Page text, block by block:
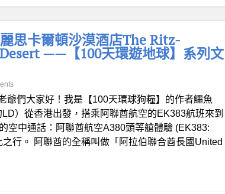
思卡爾頓沙漠酒店The Ritz-
——【100天環遊地球】系列文
爺們大家好！我是【100天環球狗糧】的作者鱷魚
）從香港出發，搭乘阿聯酋航空的EK383航班來到
空中通話：阿聯酋航空A380頭等艙體驗 (EK383:
行。 阿聯酋的全稱叫做「阿拉伯聯合酋長國United